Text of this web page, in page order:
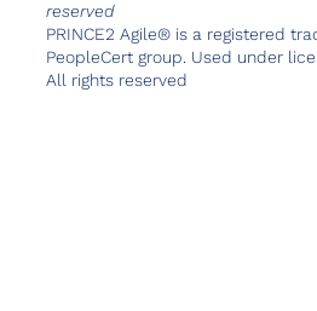
reserved
PRINCE2 Agile® is a registered
PeopleCert group. Used under
All rights reserved